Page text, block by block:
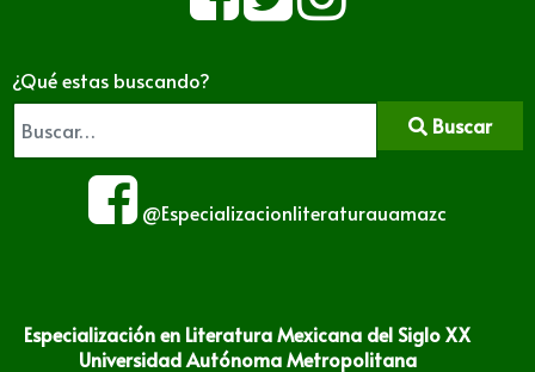
¿Qué estas buscando?
Buscar
@Especializacionliteraturauamazc
Especialización en Literatura Mexicana del Siglo XX
Universidad Autónoma Metropolitana